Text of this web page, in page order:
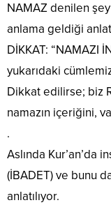
NAMAZ denilen
anlama geldiği
DİKKAT: “NAMAZI
yukarıdaki
Dikkat edilirse; biz
namazın içeriğini,
.
Aslında Kur’an’da
(İBADET) ve bunu
anlatılıyor.